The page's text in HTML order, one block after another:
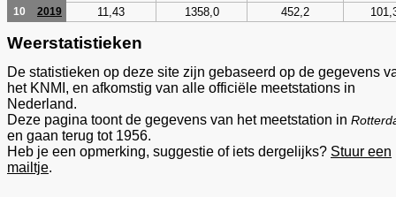
10 2019 11,43 1358,0 452,2
Weerstatistieken
De statistieken op deze site zijn gebaseerd op de gegevens
het KNMI, en afkomstig van alle officiële meetstations in
Nederland.
Deze pagina toont de gegevens van het meetstation in
en gaan terug tot 1956.
Heb je een opmerking, suggestie of iets dergelijks? Stuur een
mailtje.